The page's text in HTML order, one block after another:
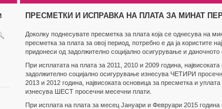
ПРЕСМЕТКИ И ИСПРАВКА НА ПЛАТА ЗА МИНАТ
Доколку поднесувате пресметка за плата која се однесува на
пресметка за плата за овој период, потребно е да ја користите
придонеси од задолжително социјално осигурување и
При исплатата на плата за 2011, 2010 и 2009 година,
задолжително социјално осигурување изнесува ЧЕТИРИ
2013 и 2012 година, највисоката основица за пресметка и
изнесува ШЕСТ просечни месечни плати.
При исплата на плата за месец Јануари и Февруари 2015